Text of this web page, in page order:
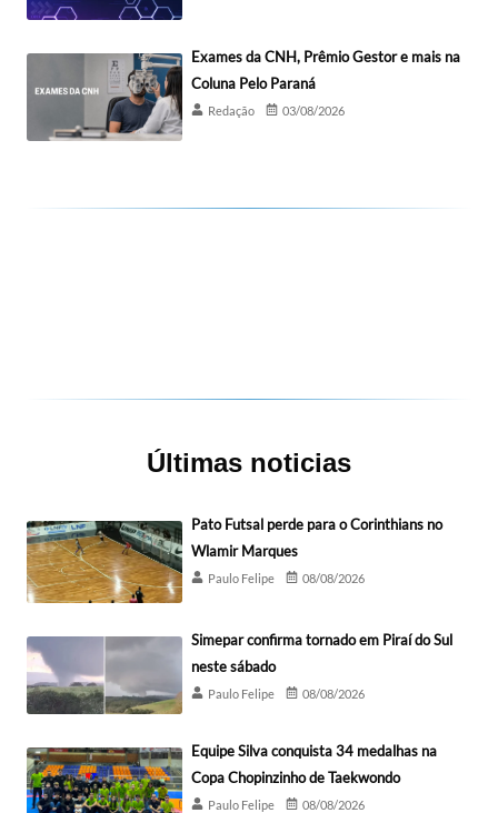
Exames da CNH, Prêmio Gestor e mais na
Coluna Pelo Paraná
Redação 03/08/2026
Últimas noticias
Pato Futsal perde para o Corinthians no
Wlamir Marques
Paulo Felipe 08/08/2026
Simepar confirma tornado em Piraí do Sul
neste sábado
Paulo Felipe 08/08/2026
Equipe Silva conquista 34 medalhas na
Copa Chopinzinho de Taekwondo
Paulo Felipe 08/08/2026